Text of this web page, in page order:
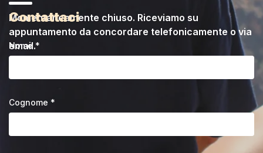
Momentaneamente chiuso. Riceviamo su
appuntamento da concordare telefonicamente o via
email.
Contattaci
Nome *
Cognome *